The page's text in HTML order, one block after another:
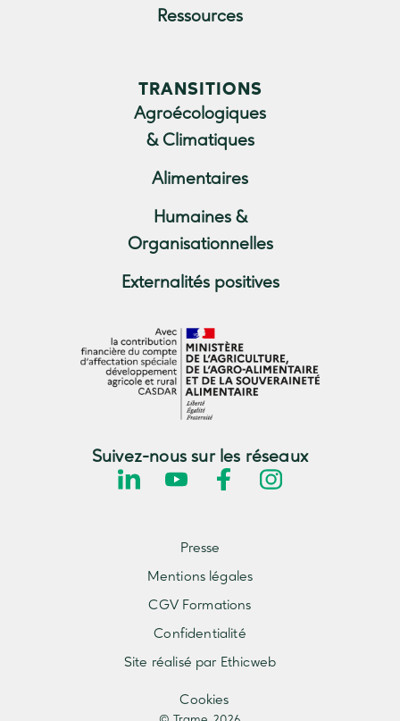
Ressources
TRANSITIONS
Agroécologiques
& Climatiques
Alimentaires
Humaines &
Organisationnelles
Externalités positives
Suivez-nous sur les réseaux
Cookies
Presse
Mentions légales
CGV Formations
Confidentialité
Site réalisé par Ethicweb